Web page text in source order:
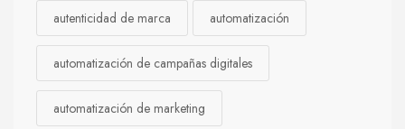
autenticidad de marca automatización
automatización de campañas digitales
automatización de marketing